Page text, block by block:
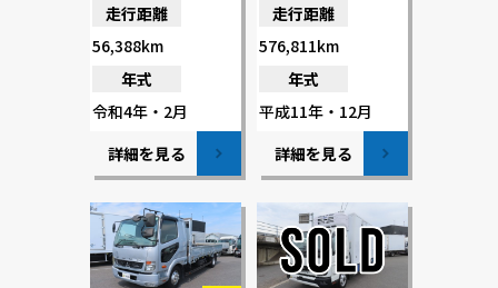
走行距離
56,388km
年式
令和4年・2月
詳細を見る
走行距離
576,811km
年式
平成11年・12月
詳細を見る